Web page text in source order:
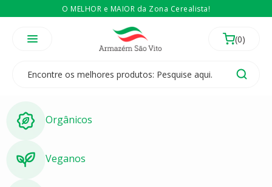
O MELHOR e MAIOR da Zona Cerealista!
Temos 3 lojas físicas na Zona Cerealista de São Paulo!
É revendedor? EntãoCompre no atacado
Orgânicos
Veganos